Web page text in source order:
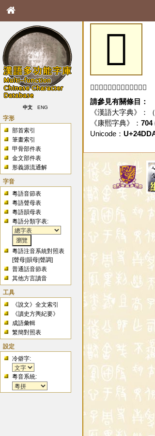
中文 ENG
字形
部首索引
筆畫索引
甲骨部件表
金文部件表
形義源流通解
字音
粵語音節表
粵語聲母表
粵語韻母表
粵語分類字表:
粵語注音系統對照表
[聲母 |韻母 |聲調]
普通話音節表
其他方言讀音
工具
《說文》全文索引
《讀史方輿紀要》
成語彙輯
繁簡對照表
設定
冷僻字:
粵音系統:
𤷚
「𤷚」字未收錄於本資料庫。
請參見有關條目：
《漢語大字典》：（
《康熙字典》： 704
Unicode：